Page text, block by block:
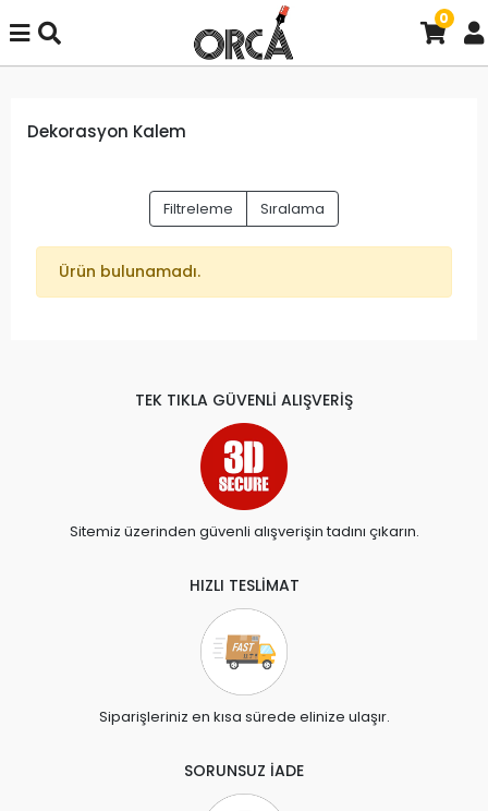
0
Dekorasyon Kalem
Filtreleme Sıralama
Ürün bulunamadı.
TEK TIKLA GÜVENLİ ALIŞVERİŞ
Sitemiz üzerinden güvenli alışverişin tadını çıkarın.
HIZLI TESLİMAT
Siparişleriniz en kısa sürede elinize ulaşır.
SORUNSUZ İADE